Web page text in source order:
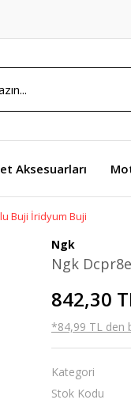
Aksesuarları
Buji İridyum Buji
Ngk
Ngk
842,30
*84,99 TL den
Kategori
Stok Kodu